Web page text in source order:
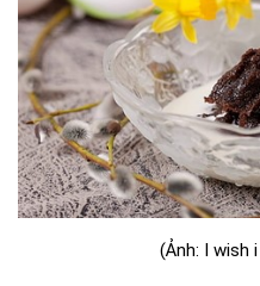
(Ảnh: I wish